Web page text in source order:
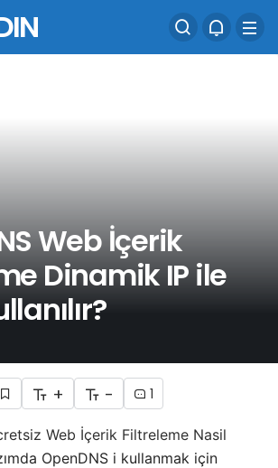
Web İçerik
Dinamik IP ile
+ - 1
Web İçerik Filtreleme Nasil
OpenDNS i kullanmak için